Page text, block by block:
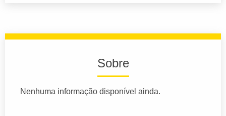
Sobre
Nenhuma informação disponível ainda.